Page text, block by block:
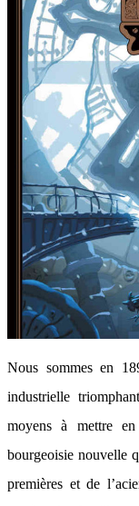
Nous sommes en
industrielle
moyens à mettre
bourgeoisie nouvelle
premières et de